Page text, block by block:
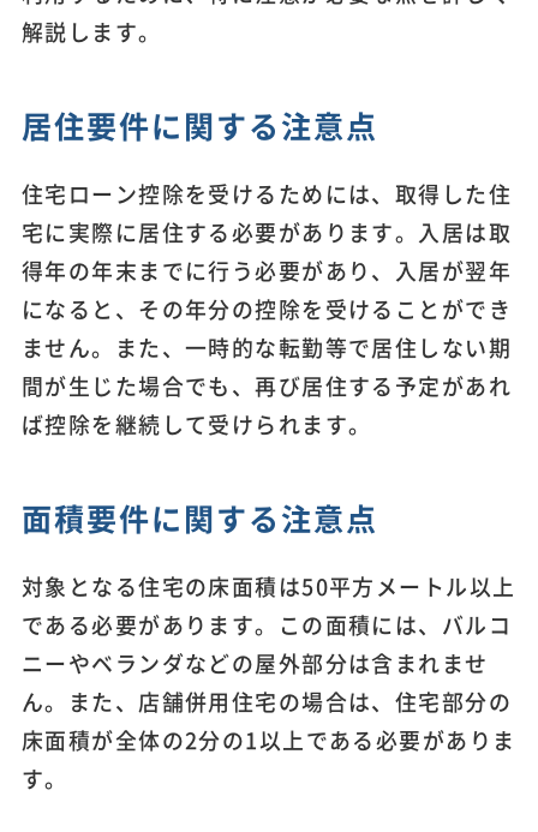
解説します。
居住要件に関する注意点
住宅ローン控除を受けるためには、取得した住
宅に実際に居住する必要があります。入居は取
得年の年末までに行う必要があり、入居が翌年
になると、その年分の控除を受けることができ
ません。また、一時的な転勤等で居住しない期
間が生じた場合でも、再び居住する予定があれ
ば控除を継続して受けられます。
面積要件に関する注意点
対象となる住宅の床面積は50平方メートル以上
である必要があります。この面積には、バルコ
ニーやベランダなどの屋外部分は含まれませ
ん。また、店舗併用住宅の場合は、住宅部分の
床面積が全体の2分の1以上である必要がありま
す。